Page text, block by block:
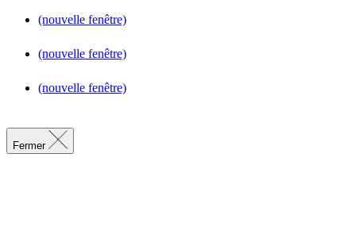
(nouvelle fenêtre)
(nouvelle fenêtre)
(nouvelle fenêtre)
Fermer